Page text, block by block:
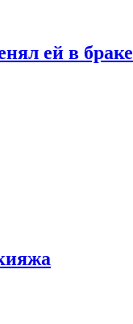
ей в браке